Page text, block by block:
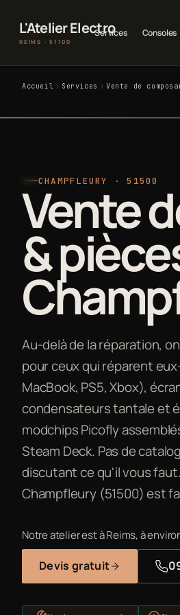
L'Atelier Electro
REIMS · 51100
Services Consoles
Accueil Services Vente de
CHAMPFLEURY · 51500
Vente
&
Au-delà de la réparation,
pour ceux qui réparent
MacBook, PS5, Xbox),
condensateurs tantale et
modchips Picofly
Steam Deck. Pas de
discutant ce qu'il vous
Champfleury (51500) est
Notre atelier est à Reims, à
Devis gratuit